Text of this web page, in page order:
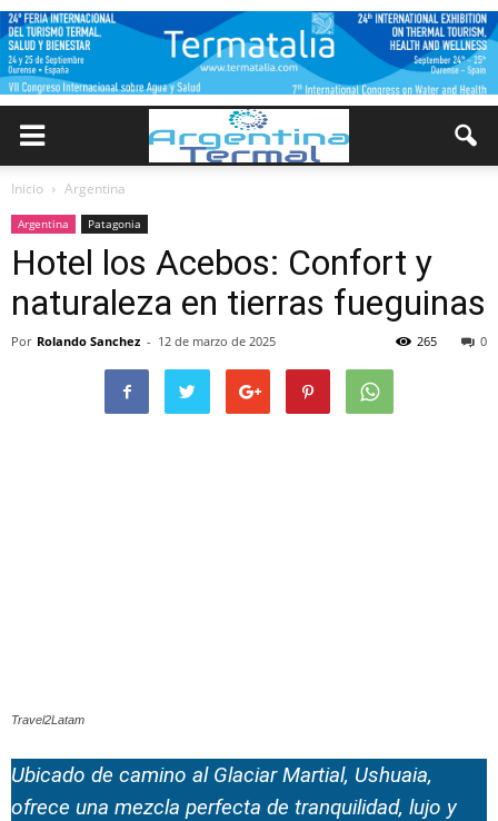
Inicio Argentina
Argentina Patagonia
Hotel los Acebos: Confort y
naturaleza en tierras fueguinas
Por Rolando Sanchez - 12 de marzo de 2025 0
265
Travel2Latam
Ubicado de camino al Glaciar Martial, Ushuaia,
ofrece una mezcla perfecta de tranquilidad, lujo y